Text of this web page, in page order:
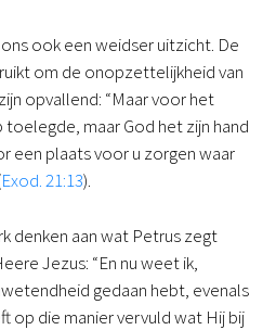
ook een weidser uitzicht. De
om de onopzettelijkheid van
opvallend: “Maar voor het
maar God het zijn hand
een plaats voor u zorgen waar
Exod. 21:13).
denken aan wat Petrus zegt
Jezus: “En nu weet ik,
gedaan hebt, evenals
op die manier vervuld wat Hij bij